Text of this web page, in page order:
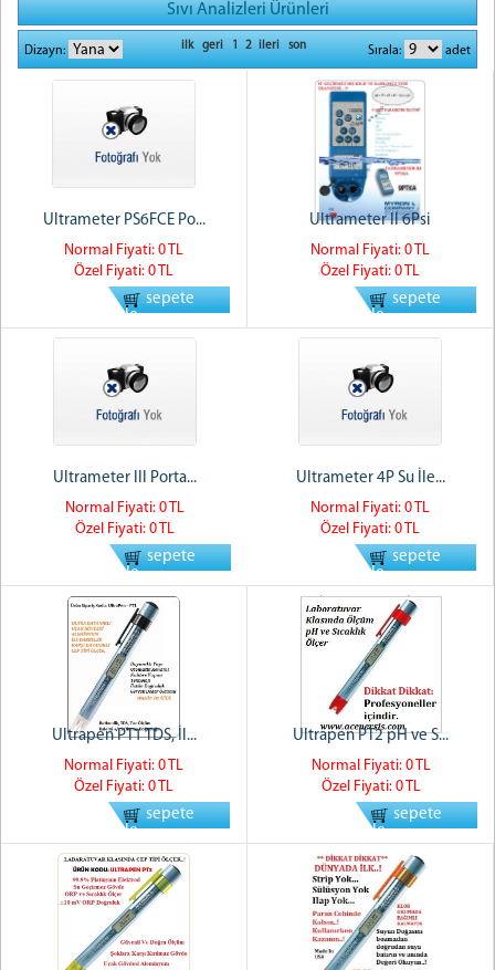
Sıvı Analizleri Ürünleri
Dizayn: ilk geri 1 2 ileri son Sırala: adet
Ultrameter PS6FCE Po...
Normal Fiyati: 0 TL
Özel Fiyati: 0 TL
sepete
ekle
Ultrameter II 6Psi
Normal Fiyati: 0 TL
Özel Fiyati: 0 TL
sepete
ekle
Ultrameter III Porta...
Normal Fiyati: 0 TL
Özel Fiyati: 0 TL
sepete
ekle
Ultrameter 4P Su İle...
Normal Fiyati: 0 TL
Özel Fiyati: 0 TL
sepete
ekle
Ultrapen PT1 TDS, İl...
Normal Fiyati: 0 TL
Özel Fiyati: 0 TL
sepete
ekle
Ultrapen PT2 pH ve S...
Normal Fiyati: 0 TL
Özel Fiyati: 0 TL
sepete
ekle